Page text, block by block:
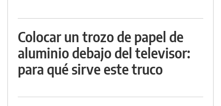
Colocar un trozo de papel de
aluminio debajo del televisor:
para qué sirve este truco